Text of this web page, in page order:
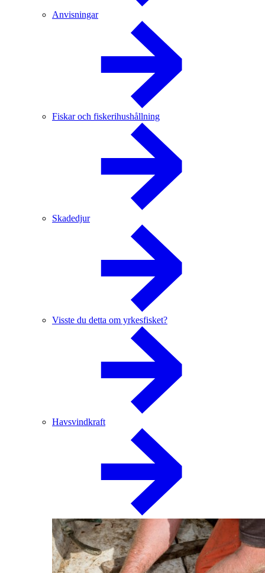
Anvisningar
Fiskar och fiskerihushållning
Skadedjur
Visste du detta om yrkesfisket?
Havsvindkraft